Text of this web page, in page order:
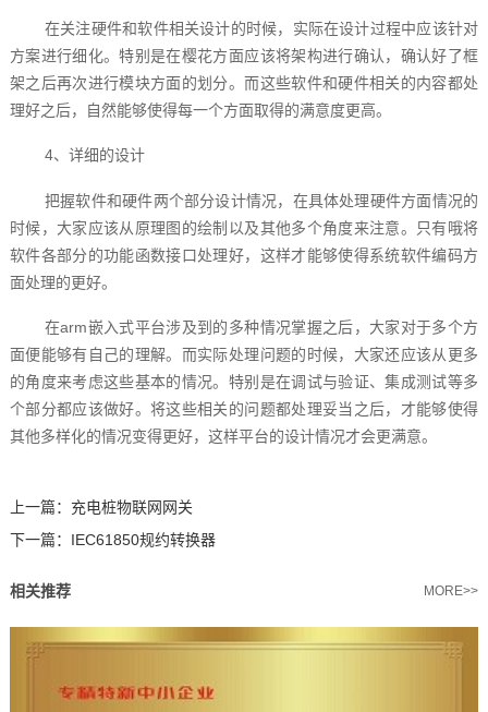
在关注硬件和软件相关设计的时候，实际在设计过程中应该针对
方案进行细化。特别是在樱花方面应该将架构进行确认，确认好了框
架之后再次进行模块方面的划分。而这些软件和硬件相关的内容都处
理好之后，自然能够使得每一个方面取得的满意度更高。
4、详细的设计
把握软件和硬件两个部分设计情况，在具体处理硬件方面情况的
时候，大家应该从原理图的绘制以及其他多个角度来注意。只有哦将
软件各部分的功能函数接口处理好，这样才能够使得系统软件编码方
面处理的更好。
在arm嵌入式平台涉及到的多种情况掌握之后，大家对于多个方
面便能够有自己的理解。而实际处理问题的时候，大家还应该从更多
的角度来考虑这些基本的情况。特别是在调试与验证、集成测试等多
个部分都应该做好。将这些相关的问题都处理妥当之后，才能够使得
其他多样化的情况变得更好，这样平台的设计情况才会更满意。‍
上一篇： 充电桩物联网网关
下一篇： IEC61850规约转换器
相关推荐 MORE>>